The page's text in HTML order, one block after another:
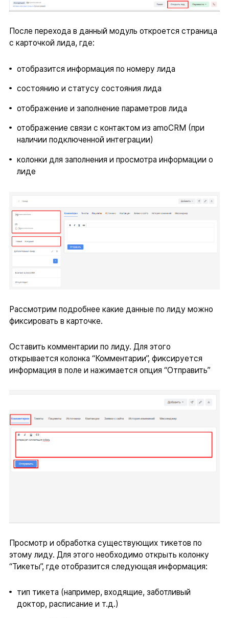
После перехода в данный модуль откроется страница
с карточкой лида, где:
отобразится информация по номеру лида
состоянию и статусу состояния лида
отображение и заполнение параметров лида
отображение связи с контактом из amoCRM (при
наличии подключенной интеграции)
колонки для заполнения и просмотра информации о
лиде
Рассмотрим подробнее какие данные по лиду можно
фиксировать в карточке.
Оставить комментарии по лиду. Для этого
открывается колонка “Комментарии”, фиксируется
информация в поле и нажимается опция “Отправить”
Просмотр и обработка существующих тикетов по
этому лиду. Для этого необходимо открыть колонку
“Тикеты”, где отобразится следующая информация:
тип тикета (например, входящие, заботливый
доктор, расписание и т.д.)